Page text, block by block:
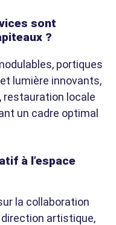
sont
?
portiques
lumière innovants,
restauration locale
un cadre optimal
à l’espace
la collaboration
artistique,